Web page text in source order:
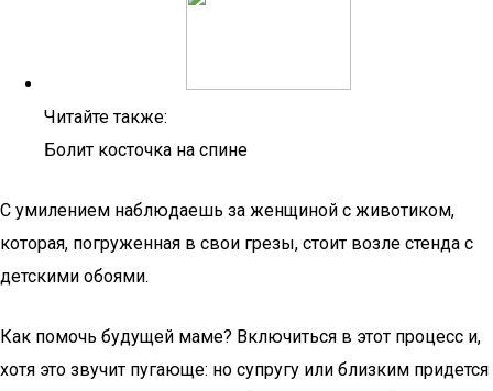
Читайте также:
Болит косточка на спине
С умилением наблюдаешь за женщиной с животиком,
которая, погруженная в свои грезы, стоит возле стенда с
детскими обоями.
Как помочь будущей маме? Включиться в этот процесс и,
хотя это звучит пугающе: но супругу или близким придется